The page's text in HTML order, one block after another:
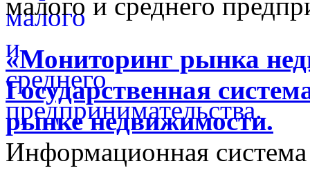
малого и среднего
«Мониторинг рынка
Государственная
рынке недвижимости.
Информационная